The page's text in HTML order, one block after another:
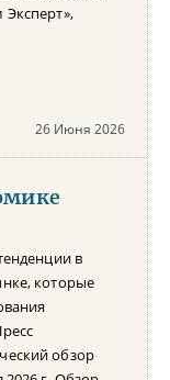
26 Июня 2026
в
которые
обзор